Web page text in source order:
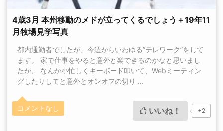
4歳3月 本州移動のメドが立ってくるでしょう＋19年11
月牧場見学写真
都内通勤者でしたが、今週からいわゆる”テレワーク”をして
ます。 家で仕事をやると意外と楽できるのかなと思いまし
たが、 なんか小忙しくキーボード叩いて、Webミーティン
グしたりしてと意外とオンオフの切り ...
コメントなし いいね！ +2